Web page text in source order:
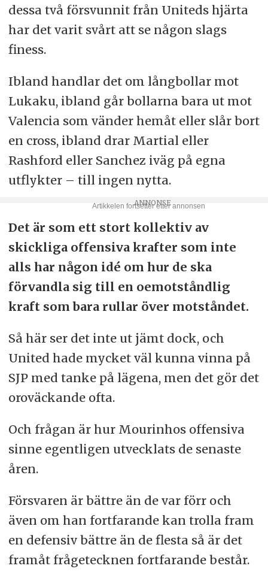
dessa två försvunnit från Uniteds hjärta
har det varit svårt att se någon slags
finess.
Ibland handlar det om långbollar mot
Lukaku, ibland går bollarna bara ut mot
Valencia som vänder hemåt eller slår bort
en cross, ibland drar Martial eller
Rashford eller Sanchez iväg på egna
utflykter – till ingen nytta.
Det är som ett stort kollektiv av
skickliga offensiva krafter som inte
alls har någon idé om hur de ska
förvandla sig till en oemotståndlig
kraft som bara rullar över motståndet.
Så här ser det inte ut jämt dock, och
United hade mycket väl kunna vinna på
SJP med tanke på lägena, men det gör det
oroväckande ofta.
Och frågan är hur Mourinhos offensiva
sinne egentligen utvecklats de senaste
åren.
Försvaren är bättre än de var förr och
även om han fortfarande kan trolla fram
en defensiv bättre än de flesta så är det
framåt frågetecknen fortfarande består.